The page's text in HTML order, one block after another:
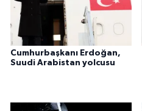
Cumhurbaşkanı Erdoğan,
Suudi Arabistan yolcusu